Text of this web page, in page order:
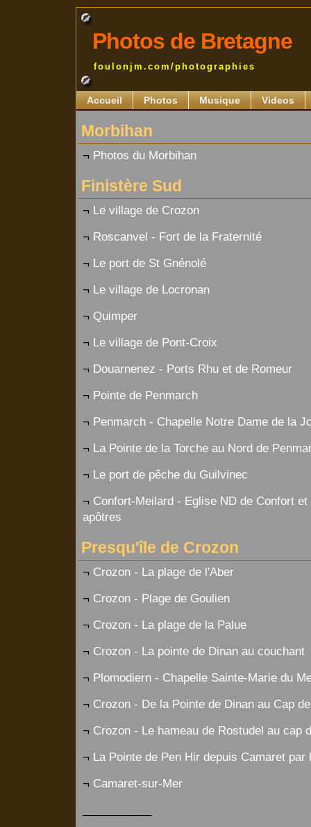
Photos de Bretagne
foulonjm.com/photographies
Accueil Photos Musique Videos
Morbihan
¬ Photos du Morbihan
Finistère Sud
¬ Le village de Crozon
¬ Roscanvel - Fort de la Fraternité
¬ Le port de St Gnénolé
¬ Le village de Locronan
¬ Quimper
¬ Le village de Pont-Croix
¬ Douarnenez - Ports Rhu et de Romeur
¬ Pointe de Penmarch
¬ Penmarch - Chapelle Notre Dame de la
¬ La Pointe de la Torche au Nord de
¬ Le port de pêche du Guilvinec
¬ Confort-Meilard - Eglise ND de Confort
apôtres
Presqu'île de Crozon
¬ Crozon - La plage de l'Aber
¬ Crozon - Plage de Goulien
¬ Crozon - La plage de la Palue
¬ Crozon - La pointe de Dinan au couchant
¬ Plomodiern - Chapelle Sainte-Marie du
¬ Crozon - De la Pointe de Dinan au Cap
¬ Crozon - Le hameau de Rostudel au cap
¬ La Pointe de Pen Hir depuis Camaret par
¬ Camaret-sur-Mer